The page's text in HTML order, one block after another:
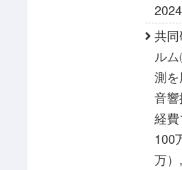
共
ル
測
音
経
100
万